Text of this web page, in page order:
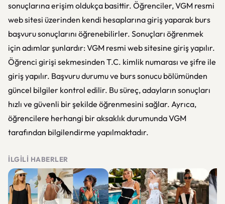
sonuçlarına erişim oldukça basittir. Öğrenciler, VGM resmi
web sitesi üzerinden kendi hesaplarına giriş yaparak burs
başvuru sonuçlarını öğrenebilirler. Sonuçları öğrenmek
için adımlar şunlardır: VGM resmi web sitesine giriş yapılır.
Öğrenci girişi sekmesinden T.C. kimlik numarası ve şifre ile
giriş yapılır. Başvuru durumu ve burs sonucu bölümünden
güncel bilgiler kontrol edilir. Bu süreç, adayların sonuçları
hızlı ve güvenli bir şekilde öğrenmesini sağlar. Ayrıca,
öğrencilere herhangi bir aksaklık durumunda VGM
tarafından bilgilendirme yapılmaktadır.
İLGILI HABERLER